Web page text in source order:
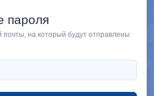
пароля
почты, на который будут отправлены